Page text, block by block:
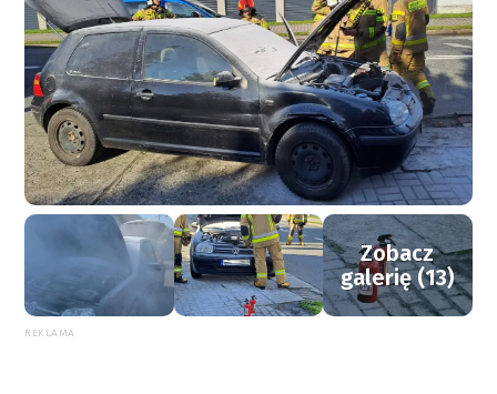
Zobacz
galerię (13)
REKLAMA